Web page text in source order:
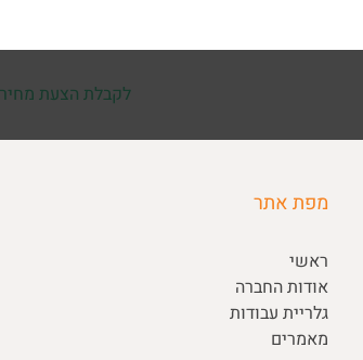
לקבלת הצעת
מפת אתר
ראשי
אודות החברה
גלריית עבודות
מאמרים